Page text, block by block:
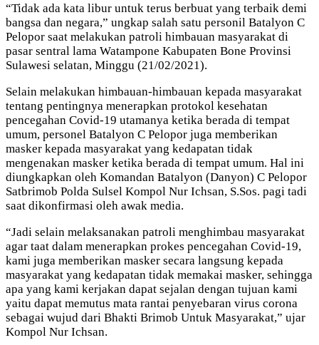
“Tidak ada kata libur untuk terus berbuat yang terbaik demi
bangsa dan negara,” ungkap salah satu personil Batalyon C
Pelopor saat melakukan patroli himbauan masyarakat di
pasar sentral lama Watampone Kabupaten Bone Provinsi
Sulawesi selatan, Minggu (21/02/2021).
Selain melakukan himbauan-himbauan kepada masyarakat
tentang pentingnya menerapkan protokol kesehatan
pencegahan Covid-19 utamanya ketika berada di tempat
umum, personel Batalyon C Pelopor juga memberikan
masker kepada masyarakat yang kedapatan tidak
mengenakan masker ketika berada di tempat umum. Hal ini
diungkapkan oleh Komandan Batalyon (Danyon) C Pelopor
Satbrimob Polda Sulsel Kompol Nur Ichsan, S.Sos. pagi tadi
saat dikonfirmasi oleh awak media.
“Jadi selain melaksanakan patroli menghimbau masyarakat
agar taat dalam menerapkan prokes pencegahan Covid-19,
kami juga memberikan masker secara langsung kepada
masyarakat yang kedapatan tidak memakai masker, sehingga
apa yang kami kerjakan dapat sejalan dengan tujuan kami
yaitu dapat memutus mata rantai penyebaran virus corona
sebagai wujud dari Bhakti Brimob Untuk Masyarakat,” ujar
Kompol Nur Ichsan.